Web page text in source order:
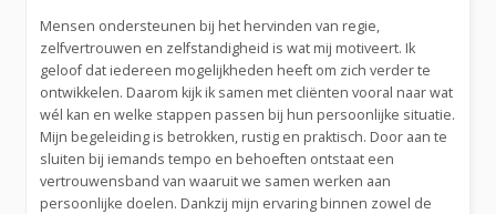
Mensen ondersteunen bij het hervinden van regie,
zelfvertrouwen en zelfstandigheid is wat mij motiveert. Ik
geloof dat iedereen mogelijkheden heeft om zich verder te
ontwikkelen. Daarom kijk ik samen met cliënten vooral naar wat
wél kan en welke stappen passen bij hun persoonlijke situatie.
Mijn begeleiding is betrokken, rustig en praktisch. Door aan te
sluiten bij iemands tempo en behoeften ontstaat een
vertrouwensband van waaruit we samen werken aan
persoonlijke doelen. Dankzij mijn ervaring binnen zowel de